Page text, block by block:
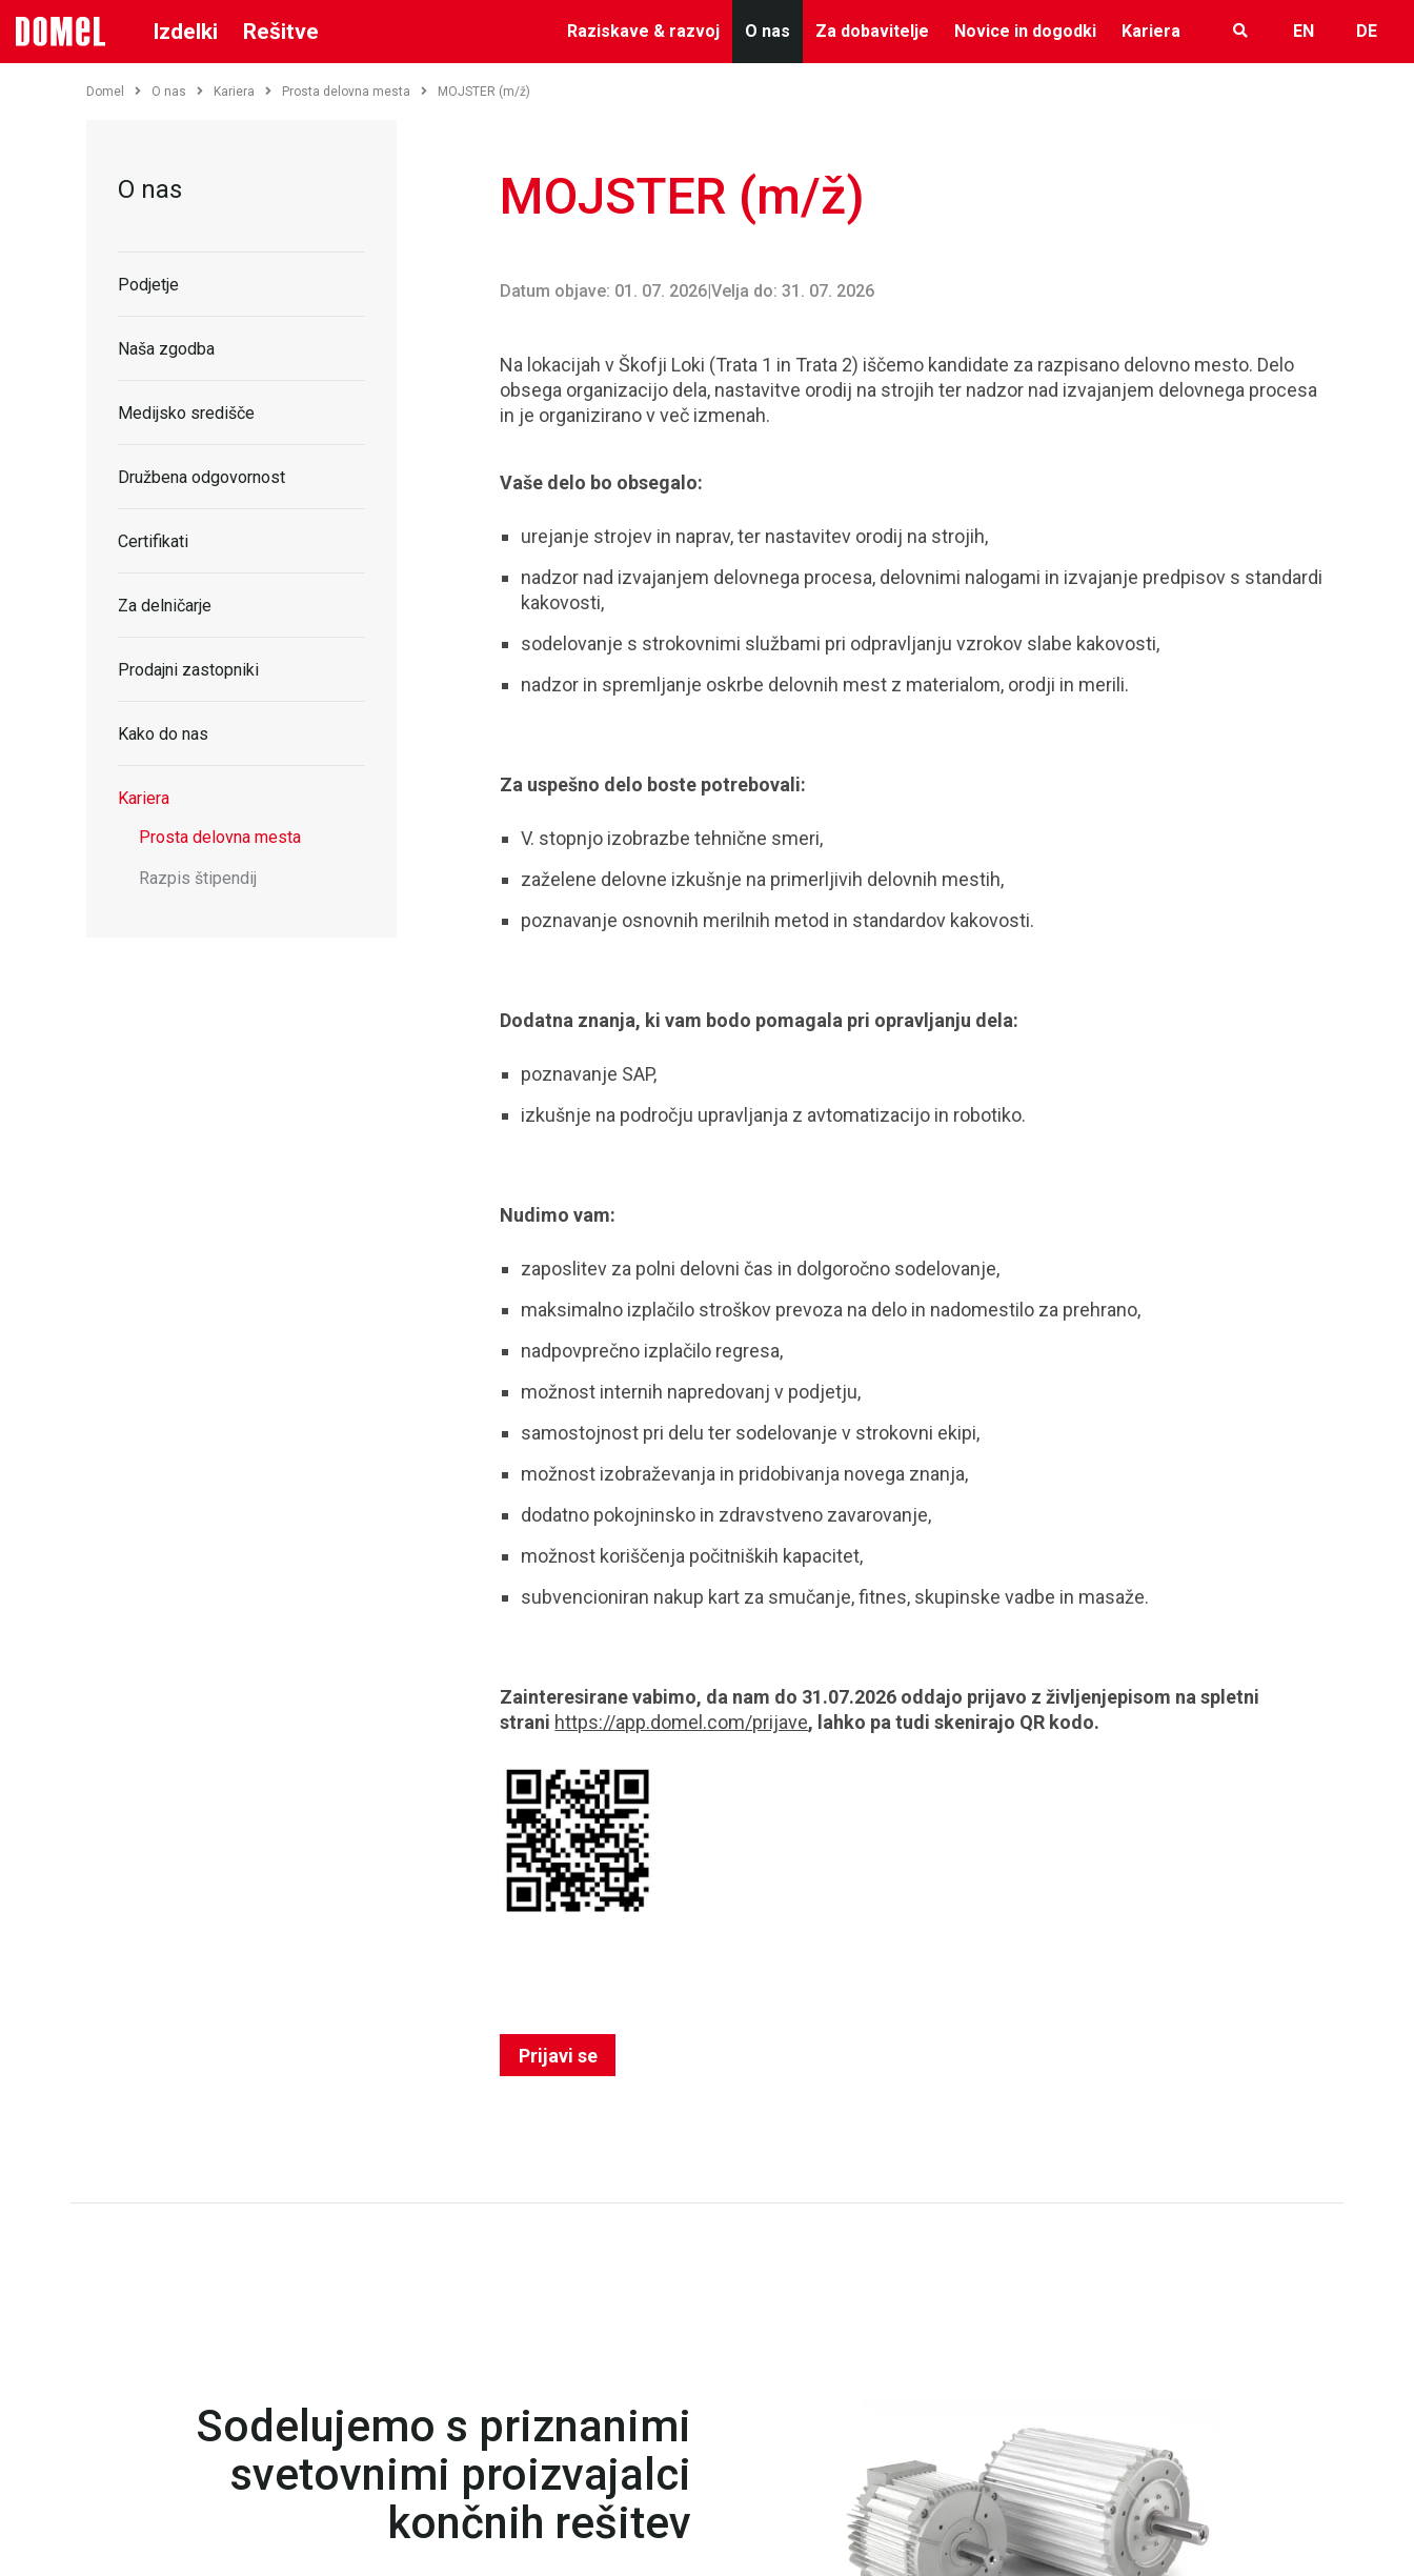
Izdelki Rešitve Raziskave & razvoj O nas Za dobavitelje Novice in dogodki Kariera EN DE
Domel O nas Kariera Prosta delovna mesta MOJSTER (m/ž)
MOJSTER (m/ž)
Datum objave: 01. 07. 2026|Velja do: 31. 07. 2026
Na lokacijah v Škofji Loki (Trata 1 in Trata 2) iščemo kandidate za razpisano delovno mesto. Delo
obsega organizacijo dela, nastavitve orodij na strojih ter nadzor nad izvajanjem delovnega procesa
in je organizirano v več izmenah.
Vaše delo bo obsegalo:
urejanje strojev in naprav, ter nastavitev orodij na strojih,
nadzor nad izvajanjem delovnega procesa, delovnimi nalogami in izvajanje predpisov s standardi
kakovosti,
sodelovanje s strokovnimi službami pri odpravljanju vzrokov slabe kakovosti,
nadzor in spremljanje oskrbe delovnih mest z materialom, orodji in merili.
Za uspešno delo boste potrebovali:
V. stopnjo izobrazbe tehnične smeri,
zaželene delovne izkušnje na primerljivih delovnih mestih,
poznavanje osnovnih merilnih metod in standardov kakovosti.
Dodatna znanja, ki vam bodo pomagala pri opravljanju dela:
poznavanje SAP,
izkušnje na področju upravljanja z avtomatizacijo in robotiko.
Nudimo vam:
zaposlitev za polni delovni čas in dolgoročno sodelovanje,
maksimalno izplačilo stroškov prevoza na delo in nadomestilo za prehrano,
nadpovprečno izplačilo regresa,
možnost internih napredovanj v podjetju,
samostojnost pri delu ter sodelovanje v strokovni ekipi,
možnost izobraževanja in pridobivanja novega znanja,
dodatno pokojninsko in zdravstveno zavarovanje,
možnost koriščenja počitniških kapacitet,
subvencioniran nakup kart za smučanje, fitnes, skupinske vadbe in masaže.
Zainteresirane vabimo, da nam do 31.07.2026 oddajo prijavo z življenjepisom na spletni
strani https://app.domel.com/prijave, lahko pa tudi skenirajo QR kodo.
Prijavi se
O nas
Podjetje
Naša zgodba
Medijsko središče
Družbena odgovornost
Certifikati
Za delničarje
Prodajni zastopniki
Kako do nas
Kariera
Prosta delovna mesta
Razpis štipendij
Sodelujemo s priznanimi
svetovnimi proizvajalci
končnih rešitev